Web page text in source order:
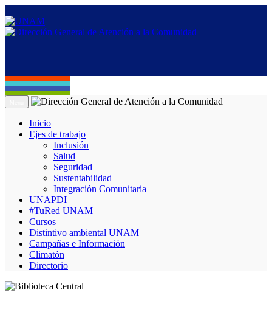
Inicio
Ejes de trabajo
Inclusión
Salud
Seguridad
Sustentabilidad
Integración Comunitaria
UNAPDI
#TuRed UNAM
Cursos
Distintivo ambiental UNAM
Campañas e Información
Climatón
Directorio